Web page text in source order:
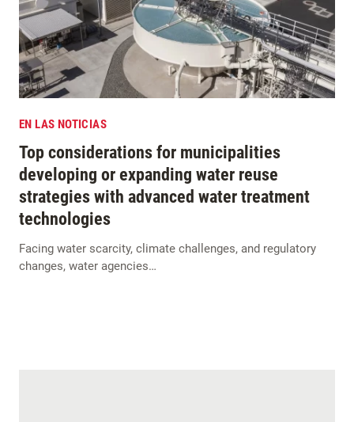
EN LAS NOTICIAS
Top considerations for municipalities
developing or expanding water reuse
strategies with advanced water treatment
technologies
Facing water scarcity, climate challenges, and regulatory
changes, water agencies…